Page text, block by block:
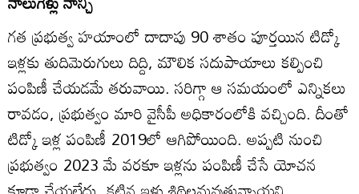
గత ప్రభుత్వ హయాంలో దాదాపు 90 శాతం పూర్తయిన టిడ్కో
ఇళ్లకు తుదిమెరుగులు దిద్ది, మౌలిక సదుపాయాలు కల్పించి
పంపిణీ చేయడమే తరువాయి. సరిగ్గా ఆ సమయంలో ఎన్నికలు
రావడం, ప్రభుత్వం మారి వైసీపీ అధికారంలోకి వచ్చింది. దీంతో
టిడ్కో ఇళ్ల పంపిణీ 2019లో ఆగిపోయింది. అప్పటి నుంచి
ప్రభుత్వం 2023 మే వరకూ ఇళ్లను పంపిణీ చేసే యోచన